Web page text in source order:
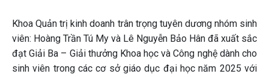
Khoa Quản trị kinh doanh trân trọng tuyên dương nhóm sinh
viên: Hoàng Trần Tú My và Lê Nguyễn Bảo Hân đã xuất sắc
đạt Giải Ba – Giải thưởng Khoa học và Công nghệ dành cho
sinh viên trong các cơ sở giáo dục đại học năm 2025 với